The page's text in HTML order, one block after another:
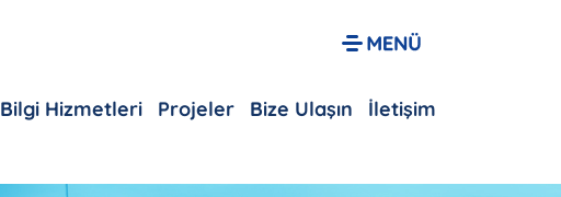
Bilgi Hizmetleri Projeler Bize Ulaşın İletişim